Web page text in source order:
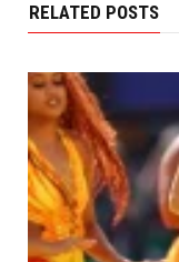
RELATED POSTS